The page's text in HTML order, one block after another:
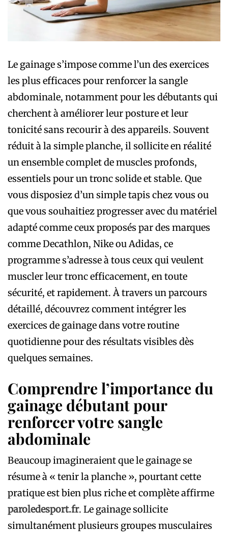
Le gainage s’impose comme l’un des exercices
les plus efficaces pour renforcer la sangle
abdominale, notamment pour les débutants qui
cherchent à améliorer leur posture et leur
tonicité sans recourir à des appareils. Souvent
réduit à la simple planche, il sollicite en réalité
un ensemble complet de muscles profonds,
essentiels pour un tronc solide et stable. Que
vous disposiez d’un simple tapis chez vous ou
que vous souhaitiez progresser avec du matériel
adapté comme ceux proposés par des marques
comme Decathlon, Nike ou Adidas, ce
programme s’adresse à tous ceux qui veulent
muscler leur tronc efficacement, en toute
sécurité, et rapidement. À travers un parcours
détaillé, découvrez comment intégrer les
exercices de gainage dans votre routine
quotidienne pour des résultats visibles dès
quelques semaines.
Comprendre l’importance du
gainage débutant pour
renforcer votre sangle
abdominale
Beaucoup imagineraient que le gainage se
résume à « tenir la planche », pourtant cette
pratique est bien plus riche et complète affirme
paroledesport.fr. Le gainage sollicite
simultanément plusieurs groupes musculaires